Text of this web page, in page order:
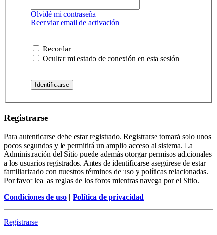
Olvidé mi contraseña
Reenviar email de activación
Recordar
Ocultar mi estado de conexión en esta sesión
Registrarse
Para autenticarse debe estar registrado. Registrarse tomará solo unos
pocos segundos y le permitirá un amplio acceso al sistema. La
Administración del Sitio puede además otorgar permisos adicionales
a los usuarios registrados. Antes de identificarse asegúrese de estar
familiarizado con nuestros términos de uso y políticas relacionadas.
Por favor lea las reglas de los foros mientras navega por el Sitio.
Condiciones de uso | Política de privacidad
Registrarse